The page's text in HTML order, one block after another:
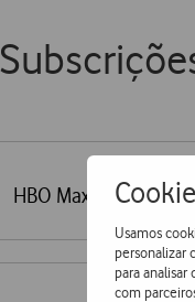
Usamos
personalizar
para analisar
com
HBO Max